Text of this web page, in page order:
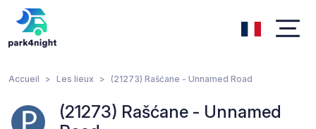
Accueil Les lieux (21273) Rašćane - Unnamed Road
(21273) Rašćane - Unnamed